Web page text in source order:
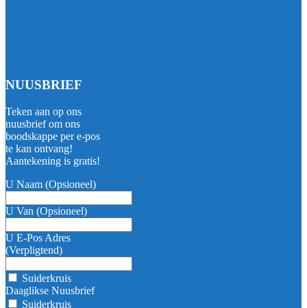
NUUSBRIEF
Teken aan op ons
nuusbrief om ons
boodskappe per e-pos
te kan ontvang!
Aantekening is gratis!
U Naam (Opsioneel)
U Van (Opsioneel)
U E-Pos Adres
(Verpligtend)
Suiderkruis
Daaglikse Nuusbrief
Suiderkruis